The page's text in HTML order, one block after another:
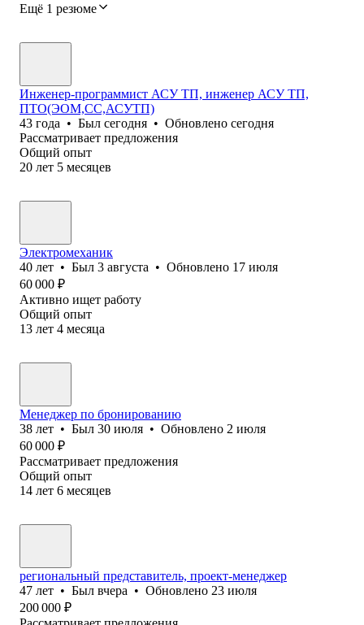
Ещё 1 резюме
Инженер-программист АСУ ТП, инженер АСУ ТП,
ПТО(ЭОМ,СС,АСУТП)
43 года • Был сегодня • Обновлено сегодня
Рассматривает предложения
Общий опыт
20 лет 5 месяцев
Электромеханик
40 лет • Был 3 августа • Обновлено 17 июля
60 000 ₽
Активно ищет работу
Общий опыт
13 лет 4 месяца
Менеджер по бронированию
38 лет • Был 30 июля • Обновлено 2 июля
60 000 ₽
Рассматривает предложения
Общий опыт
14 лет 6 месяцев
региональный представитель, проект-менеджер
47 лет • Был вчера • Обновлено 23 июля
200 000 ₽